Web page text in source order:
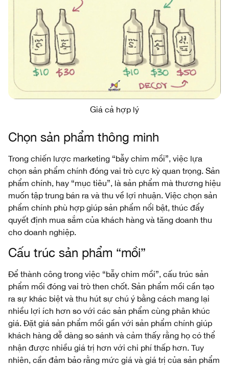
Giá cả hợp lý
Chọn sản phẩm thông minh
Trong chiến lược marketing “bẫy chim mồi”, việc lựa
chọn sản phẩm chính đóng vai trò cực kỳ quan trọng. Sản
phẩm chính, hay “mục tiêu”, là sản phẩm mà thương hiệu
muốn tập trung bán ra và thu về lợi nhuận. Việc chọn sản
phẩm chính phù hợp giúp sản phẩm nổi bật, thúc đẩy
quyết định mua sắm của khách hàng và tăng doanh thu
cho doanh nghiệp.
Cấu trúc sản phẩm “mồi”
Để thành công trong việc “bẫy chim mồi”, cấu trúc sản
phẩm mồi đóng vai trò then chốt. Sản phẩm mồi cần tạo
ra sự khác biệt và thu hút sự chú ý bằng cách mang lại
nhiều lợi ích hơn so với các sản phẩm cùng phân khúc
giá. Đặt giá sản phẩm mồi gần với sản phẩm chính giúp
khách hàng dễ dàng so sánh và cảm thấy rằng họ có thể
nhận được nhiều giá trị hơn với chi phí thấp hơn. Tuy
nhiên, cần đảm bảo rằng mức giá và giá trị của sản phẩm